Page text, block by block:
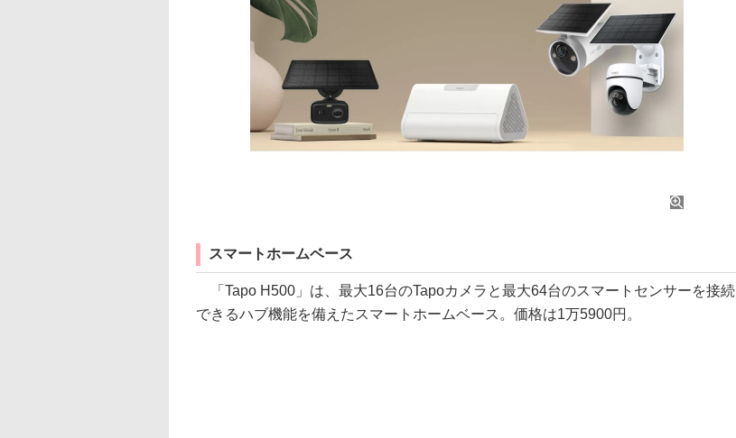
スマートホームベース
「Tapo H500」は、最大16台のTapoカメラと最大64台のスマートセンサーを接続
できるハブ機能を備えたスマートホームベース。価格は1万5900円。